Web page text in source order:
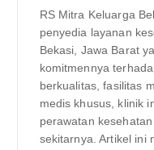
RS Mitra Keluarga
penyedia layanan
Bekasi, Jawa Barat
komitmennya
berkualitas, fasilitas
medis khusus, klinik
perawatan
sekitarnya. Artikel ini